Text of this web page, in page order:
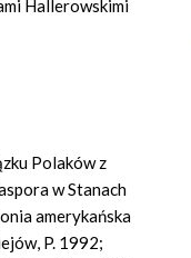
Hallerowskimi
Polaków z
w Stanach
amerykańska
P. 1992;